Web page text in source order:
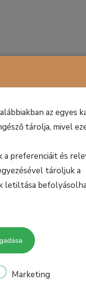
az egyes
tárolja, mivel
preferenciáit és
tároljuk a
letiltása
Marketing